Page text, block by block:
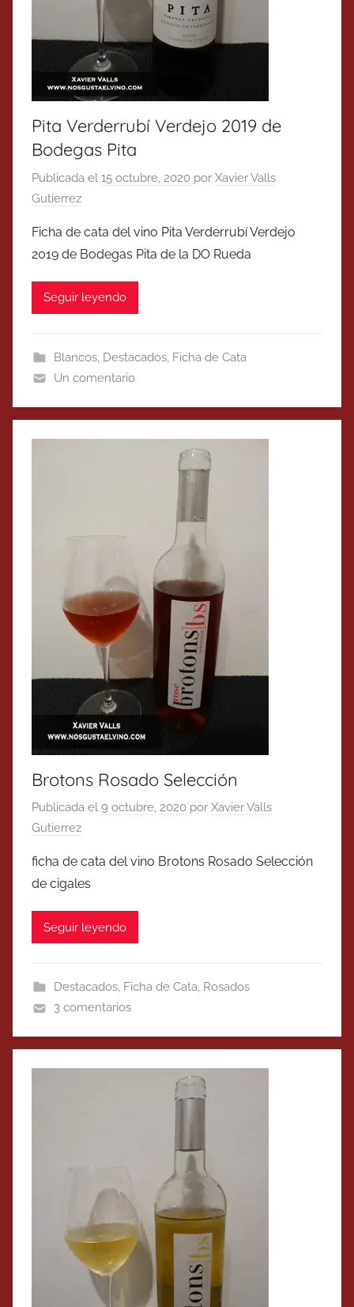
Pita Verderrubí Verdejo 2019 de
Bodegas Pita
Publicada el 15 octubre, 2020 por Xavier Valls
Gutierrez
Ficha de cata del vino Pita Verderrubí Verdejo
2019 de Bodegas Pita de la DO Rueda
Seguir leyendo
Blancos, Destacados, Ficha de Cata
Un comentario
Brotons Rosado Selección
Publicada el 9 octubre, 2020 por Xavier Valls
Gutierrez
ficha de cata del vino Brotons Rosado Selección
de cigales
Seguir leyendo
Destacados, Ficha de Cata, Rosados
3 comentarios